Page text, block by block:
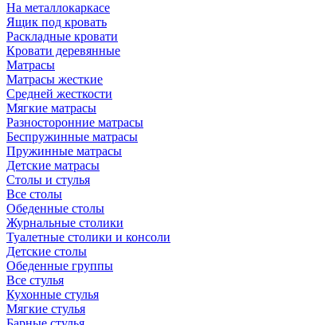
На металлокаркасе
Ящик под кровать
Раскладные кровати
Кровати деревянные
Матрасы
Матрасы жесткие
Средней жесткости
Мягкие матрасы
Разносторонние матрасы
Беспружинные матрасы
Пружинные матрасы
Детские матрасы
Столы и стулья
Все столы
Обеденные столы
Журнальные столики
Туалетные столики и консоли
Детские столы
Обеденные группы
Все стулья
Кухонные стулья
Мягкие стулья